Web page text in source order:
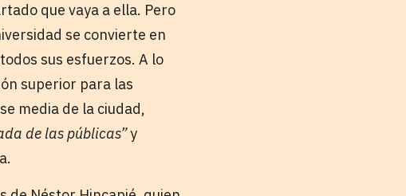
que vaya a ella. Pero
se convierte en
sus esfuerzos. A lo
superior para las
media de la ciudad,
de las públicas”y